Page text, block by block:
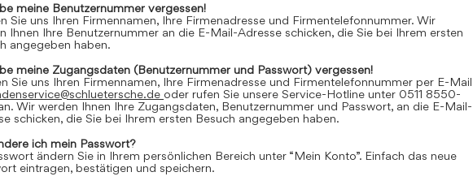
meine Benutzernummer vergessen!
Sie uns Ihren Firmennamen, Ihre Firmenadresse und Firmentelefonnummer. Wir
Ihnen Ihre Benutzernummer an die E-Mail-Adresse schicken, die Sie bei Ihrem ersten
angegeben haben.
meine Zugangsdaten (Benutzernummer und Passwort) vergessen!
Sie uns Ihren Firmennamen, Ihre Firmenadresse und Firmentelefonnummer per E-Mail
oder rufen Sie unsere Service-Hotline unter 0511 8550-
Wir werden Ihnen Ihre Zugangsdaten, Benutzernummer und Passwort, an die E-Mail-
schicken, die Sie bei Ihrem ersten Besuch angegeben haben.
ich mein Passwort?
ändern Sie in Ihrem persönlichen Bereich unter “Mein Konto”. Einfach das neue
eintragen, bestätigen und speichern.